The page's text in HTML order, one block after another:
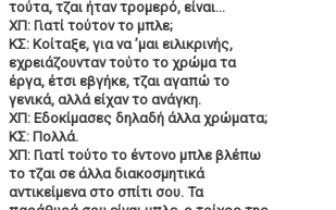
τούτα, τζαι ήταν τρομερό, είναι…
ΧΠ: Γιατί τούτον το μπλε;
ΚΣ: Κοίταξε, για να ’μαι ειλικρινής,
εχρειάζουνταν τούτο το χρώμα τα
έργα, έτσι εβγήκε, τζαι αγαπώ το
γενικά, αλλά είχαν το ανάγκη.
ΧΠ: Εδοκίμασες δηλαδή άλλα χρώματα;
ΚΣ: Πολλά.
ΧΠ: Γιατί τούτο το έντονο μπλε βλέπω
το τζαι σε άλλα διακοσμητικά
αντικείμενα στο σπίτι σου. Τα